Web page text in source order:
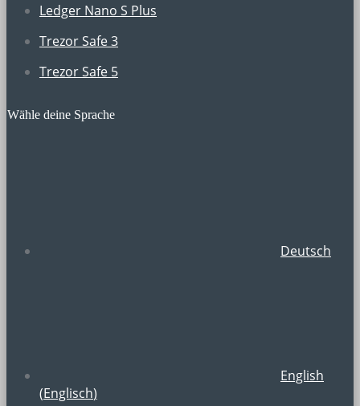
Ledger Nano S Plus
Trezor Safe 3
Trezor Safe 5
Wähle deine Sprache
Deutsch
English
(Englisch)